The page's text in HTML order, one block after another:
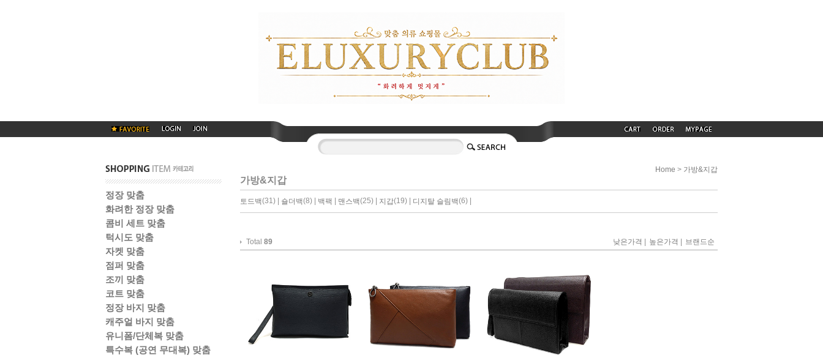
정장 맞춤
화려한 정장 맞춤
콤비 세트 맞춤
턱시도 맞춤
자켓 맞춤
점퍼 맞춤
조끼 맞춤
코트 맞춤
정장 바지 맞춤
캐주얼 바지 맞춤
유니폼/단체복 맞춤
특수복 (공연 무대복) 맞춤
Home > 가방&지갑
가방&지갑
토드백(31) | 숄더백(8) | 백팩 맨스백(25) | 지갑(19) | 디지탈 슬림백(6) |
Total 89 낮은가격 | 높은가격 | 브랜드순